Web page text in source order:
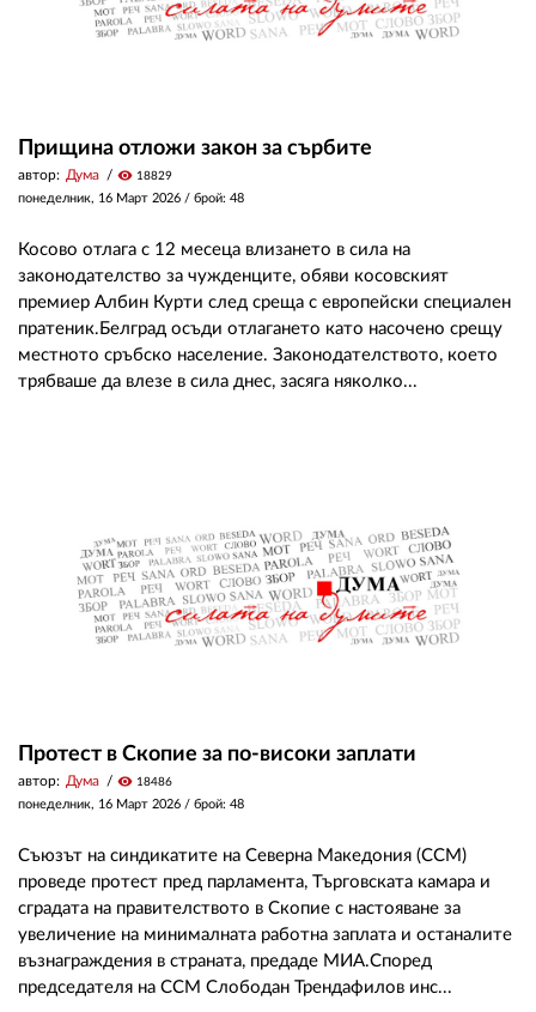
Прищина отложи закон за сърбите
автор: Дума visibility 18829
понеделник, 16 Март 2026 / брой: 48
Косово отлага с 12 месеца влизането в сила на
законодателство за чужденците, обяви косовският
премиер Албин Курти след среща с европейски специален
пратеник.Белград осъди отлагането като насочено срещу
местното сръбско население. Законодателството, което
трябваше да влезе в сила днес, засяга няколко...
Протест в Скопие за по-високи заплати
автор: Дума visibility 18486
понеделник, 16 Март 2026 / брой: 48
Съюзът на синдикатите на Северна Македония (ССМ)
проведе протест пред парламента, Търговската камара и
сградата на правителството в Скопие с настояване за
увеличение на минималната работна заплата и останалите
възнаграждения в страната, предаде МИА.Според
председателя на ССМ Слободан Трендафилов инс...